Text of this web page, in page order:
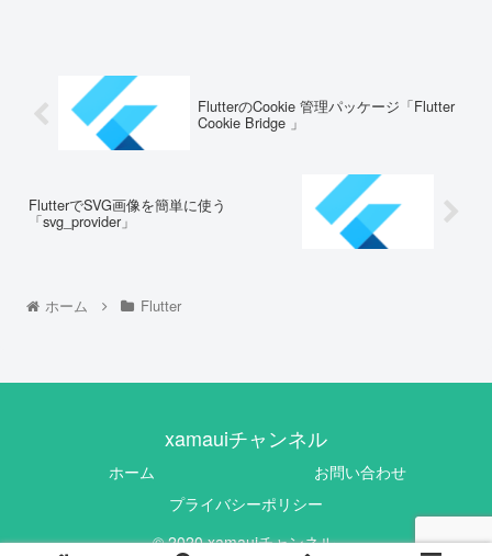
FlutterのCookie 管理パッケージ「Flutter
Cookie Bridge 」
FlutterでSVG画像を簡単に使う
「svg_provider」
ホーム Flutter
xamauiチャンネル
ホーム
お問い合わせ
プライバシーポリシー
© 2020 xamauiチャンネル.